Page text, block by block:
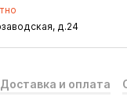
д.24
Доставка и оплата